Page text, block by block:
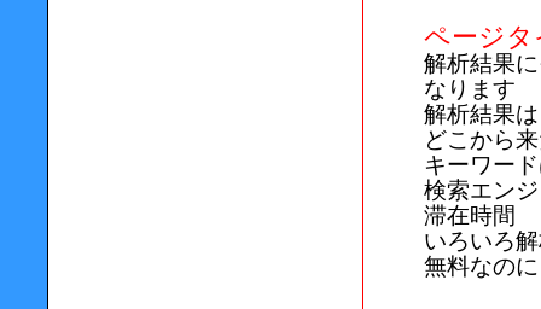
ページ
解析結果
なります
解析結果は
どこから
キーワー
検索エン
滞在時間
いろいろ
無料なの